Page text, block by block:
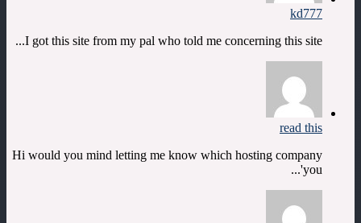
kd777
I got this site from my pal who told me concerning this site...
read this
Hi would you mind letting me know which hosting company
you'...